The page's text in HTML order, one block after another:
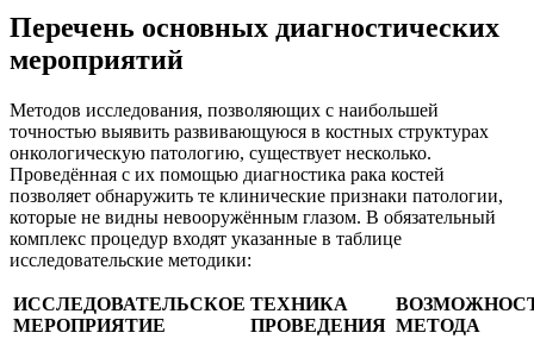
Перечень основных диагностических
мероприятий
Методов исследования, позволяющих с наибольшей
точностью выявить развивающуюся в костных структурах
онкологическую патологию, существует несколько.
Проведённая с их помощью диагностика рака костей
позволяет обнаружить те клинические признаки патологии,
которые не видны невооружённым глазом. В обязательный
комплекс процедур входят указанные в таблице
исследовательские методики:
ИССЛЕДОВАТЕЛЬСКОЕ
МЕРОПРИЯТИЕ
ТЕХНИКА
ПРОВЕДЕНИЯ МЕТОДА